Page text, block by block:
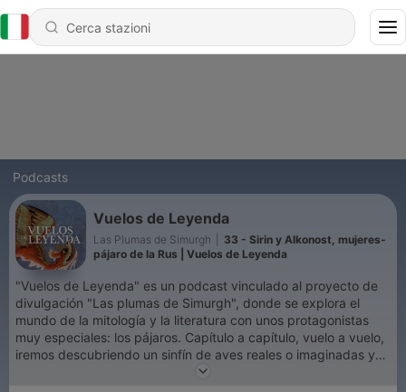
Podcasts
Vuelos de Leyenda
Las Plumas de Simurgh
33 - Sirin y Alkonost, mujeres-
pájaro de la Rus | Vuelos de Leyenda
"Vuelos de Leyenda" es un podcast vinculado al proyecto de
divulgación "Las plumas de Simurgh", donde se explora el
mundo de la mitología y la literatura con unos protagonistas
muy especiales: los pájaros. Capítulo a capítulo, vuelo a vuelo,
iremos descubriendo un sinfín de aves reales o imaginadas y
su importancia dentro del pensamiento mitológico y